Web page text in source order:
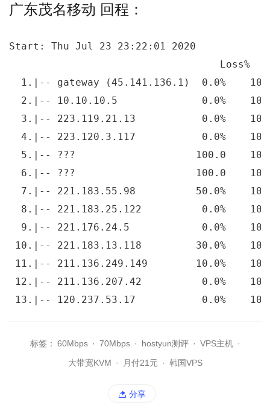
广东茂名移动 回程：
Start: Thu Jul 23 23:22:01 2020
Loss%
1.|-- gateway (45.141.136.1)  0.0%    10
2.|-- 10.10.10.5              0.0%    10
3.|-- 223.119.21.13           0.0%    10
4.|-- 223.120.3.117           0.0%    10
5.|-- ???                    100.0    10
6.|-- ???                    100.0    10
7.|-- 221.183.55.98          50.0%    10
8.|-- 221.183.25.122          0.0%    10
9.|-- 221.176.24.5            0.0%    10
10.|-- 221.183.13.118         30.0%    10
11.|-- 211.136.249.149        10.0%    10
12.|-- 211.136.207.42          0.0%    10
13.|-- 120.237.53.17           0.0%    10
标签： 60Mbps · 70Mbps · hostyun测评 · VPS主机 ·
大带宽KVM · 月付21元 · 韩国VPS
分享